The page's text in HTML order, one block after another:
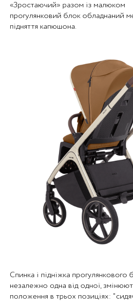
«Зростаючий» разом із малюком
прогулянковий блок обладнаний
підняття капюшона.
Спинка і підніжка прогулянкового
незалежно одна від одної,
положення в трьох позиціях: